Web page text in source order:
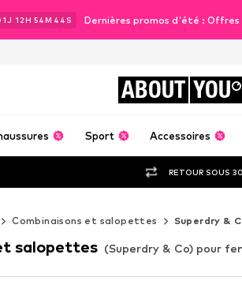
J 12H 54M 42 S Dernières promos d'été :
ABOUT YOU
Sport Accessoires
RETOUR SOUS
Combinaisons et salopettes Superdry &
salopettes (Superdry & Co) pour